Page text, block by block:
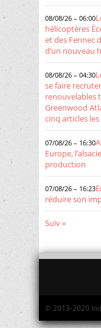
08/08/26 – 06:00
hélicoptères
et des Fennec
d’un nouveau
08/08/26 – 04:30
se faire
renouvelables
Greenwood
cinq articles
07/08/26 – 16:30
Europe,
production
07/08/26 – 16:23
réduire son
Suiv »
© 2013-2020